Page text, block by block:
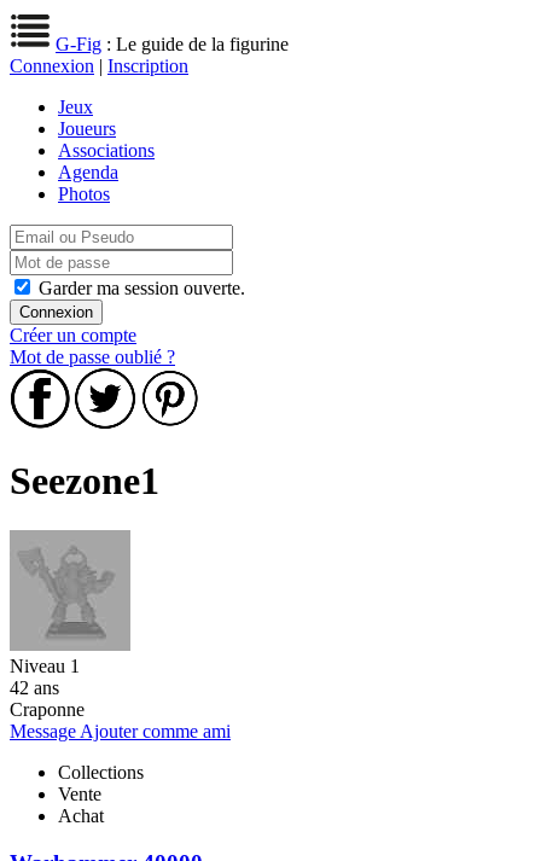
G-Fig : Le guide de la figurine
Connexion | Inscription
Jeux
Joueurs
Associations
Agenda
Photos
Garder ma session ouverte.
Créer un compte
Mot de passe oublié ?
Seezone1
Niveau 1
42 ans
Craponne
Message Ajouter comme ami
Collections
Vente
Achat